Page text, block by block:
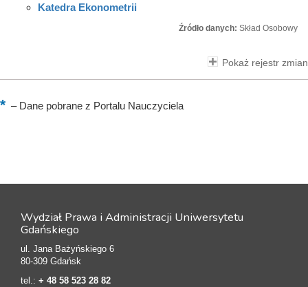
Katedra Ekonometrii
Źródło danych: Skład Osobowy
Pokaż rejestr zmian
–Dane pobrane z Portalu Nauczyciela
Wydział Prawa i Administracji Uniwersytetu
Gdańskiego
ul. Jana Bażyńskiego 6
80-309 Gdańsk
tel.: + 48 58 523 28 82